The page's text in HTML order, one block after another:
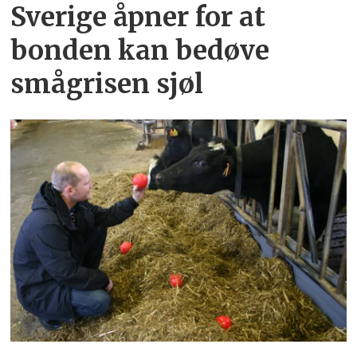
Sverige åpner for at
bonden kan bedøve
smågrisen sjøl